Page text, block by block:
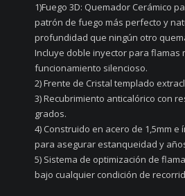
1)Fuego 3D: Quemador Cerámico
patrón de fuego más perfecto y
profundidad que ningún otro
Incluye doble inyector para flamas
funcionamiento silencioso.
2) Frente de Cristal templado
3) Recubrimiento anticalórico con
grados.
4) Construido en acero de 1,5mm
para asegurar estanqueidad y
5) Sistema de optimización de
bajo cualquier condición de